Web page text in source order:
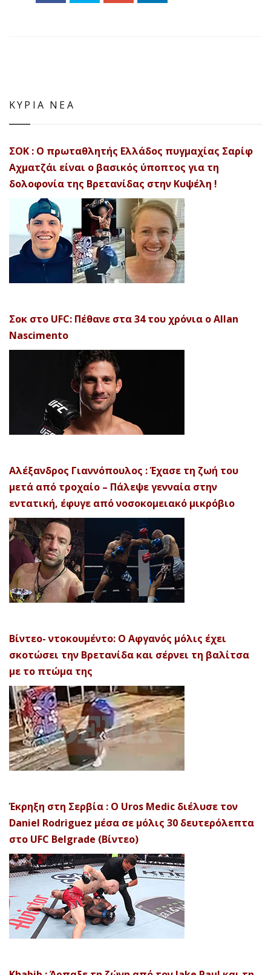
ΚΥΡΙΑ ΝΕΑ
ΣΟΚ : Ο πρωταθλητής Ελλάδος πυγμαχίας Σαρίφ
Αχματζάι είναι ο βασικός ύποπτος για τη
δολοφονία της Βρετανίδας στην Κυψέλη !
Σοκ στο UFC: Πέθανε στα 34 του χρόνια ο Allan
Nascimento
Αλέξανδρος Γιαννόπουλος : Έχασε τη ζωή του
μετά από τροχαίο – Πάλεψε γενναία στην
εντατική, έφυγε από νοσοκομειακό μικρόβιο
Βίντεο- ντοκουμέντο: Ο Αφγανός μόλις έχει
σκοτώσει την Βρετανίδα και σέρνει τη βαλίτσα
με το πτώμα της
Έκρηξη στη Σερβία : Ο Uros Medic διέλυσε τον
Daniel Rodriguez μέσα σε μόλις 30 δευτερόλεπτα
στο UFC Belgrade (Βίντεο)